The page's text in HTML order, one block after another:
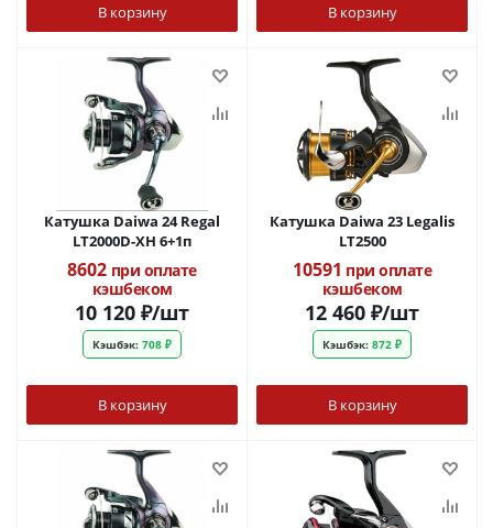
В корзину В корзину
Катушка Daiwa 24 Regal
LT2000D-XH 6+1п
8602 при оплате
кэшбеком
10 120 ₽/шт
Кэшбэк: 708 ₽
В корзину
Катушка Daiwa 23 Legalis
LT2500
10591 при оплате
кэшбеком
12 460 ₽/шт
Кэшбэк: 872 ₽
В корзину